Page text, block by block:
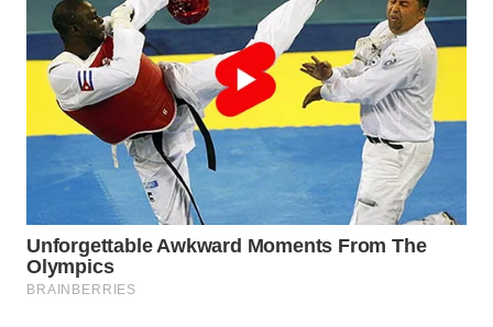
WAHANA
NEWS
WAHANA
TANI
WAHANA
ADVOKAT
WAHANA
INFRASTRUKTUR